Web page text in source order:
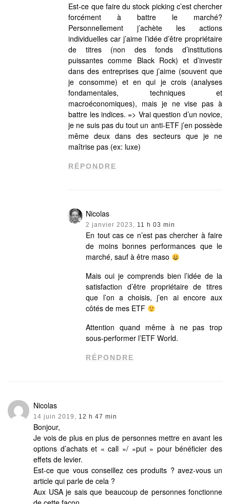
Est-ce que faire du stock picking c’est chercher
forcément à battre le marché?
Personnellement j’achète les actions
individuelles car j’aime l’idée d’être propriétaire
de titres (non des fonds d’institutions
puissantes comme Black Rock) et d’investir
dans des entreprises que j’aime (souvent que
je consomme) et en qui je crois (analyses
fondamentales, techniques et
macroéconomiques), mais je ne vise pas à
battre les indices. => Vrai question d’un novice,
je ne suis pas du tout un anti-ETF j’en possède
même deux dans des secteurs que je ne
maîtrise pas (ex: luxe)
RÉPONDRE
Nicolas
2 janvier 2023, 11 h 03 min
En tout cas ce n’est pas chercher à faire
de moins bonnes performances que le
marché, sauf à être maso
Mais oui je comprends bien l’idée de la
satisfaction d’être propriétaire de titres
que l’on a choisis, j’en ai encore aux
côtés de mes ETF
Attention quand même à ne pas trop
sous-performer l’ETF World.
RÉPONDRE
Nicolas
14 juin 2019, 12 h 47 min
Bonjour,
Je vois de plus en plus de personnes mettre en avant les
options d’achats et « call »/ »put » pour bénéficier des
effets de levier.
Est-ce que vous conseillez ces produits ? avez-vous un
article qui parle de cela ?
Aux USA je sais que beaucoup de personnes fonctionne